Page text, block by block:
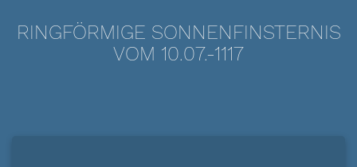
RINGFÖRMIGE SONNENFINSTERNIS
VOM 10.07.-1117